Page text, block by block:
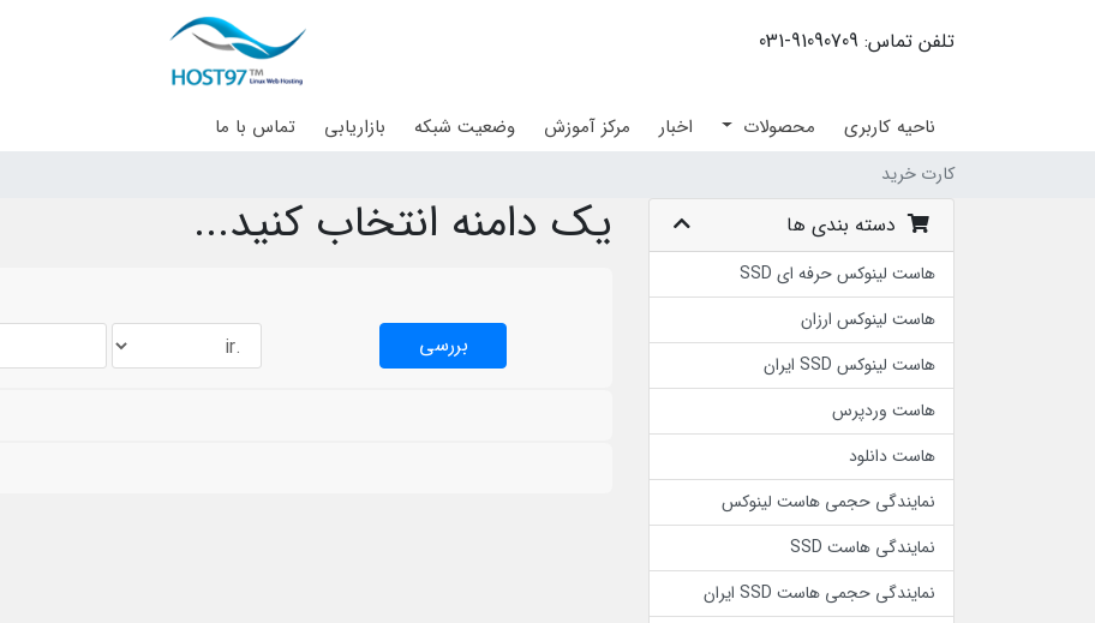
تلفن تماس: 91090709-031
ناحیه کاربری محصولات اخبار مرکز آموزش وضعیت شبکه بازاریابی تماس با ما
کارت خرید
دسته بندی ها
هاست لینوکس حرفه ای SSD
هاست لینوکس ارزان
هاست لینوکس SSD ایران
هاست وردپرس
هاست دانلود
نمایندگی حجمی هاست لینوکس
نمایندگی هاست SSD
نمایندگی حجمی هاست SSD ایران
یک دامنه انتخاب کنید...
بررسی